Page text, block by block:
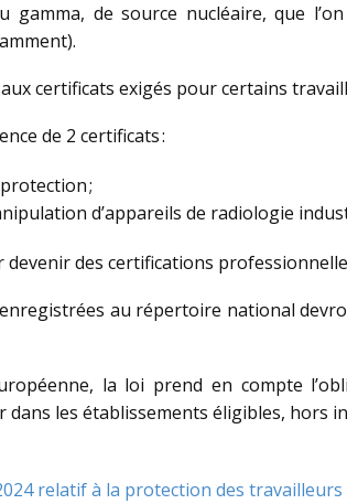
de source nucléaire, que
certificats exigés pour certains
de 2 certificats :
;
d’appareils de radiologie
des certifications
au répertoire national
la loi prend en compte
les établissements éligibles, hors
relatif à la protection des